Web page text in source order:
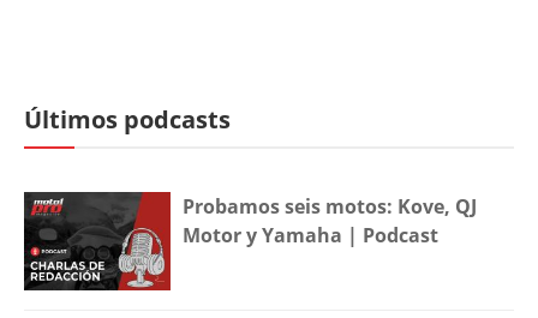
Últimos podcasts
Probamos seis motos: Kove, QJ
Motor y Yamaha | Podcast